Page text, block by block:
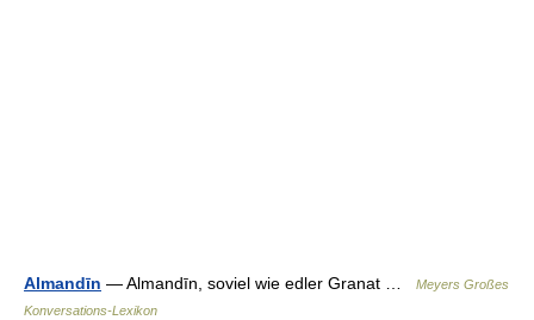
Almandīn — Almandīn, soviel wie edler Granat …
Meyers Großes
Konversations-Lexikon